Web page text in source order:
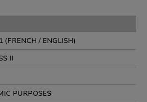
(FRENCH / ENGLISH)
II
PURPOSES